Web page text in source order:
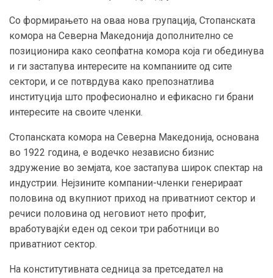
Со формирањето на оваа нова групација, Стопанската
комора на Северна Македонија дополнително се
позиционира како сеопфатна комора која ги обединува
и ги застапува интересите на компаниите од сите
сектори, и се потврдува како препознатлива
институција што професионално и ефикасно ги брани
интересите на своите членки.
Стопанската комора на Северна Македонија, основана
во 1922 година, е водечко независно бизнис
здружение во земјата, кое застапува широк спектар на
индустрии. Нејзините компании-членки генерираат
половина од вкупниот приход на приватниот сектор и
речиси половина од неговиот нето профит,
вработувајќи еден од секои три работници во
приватниот сектор.
На конститутивната седница за претседател на